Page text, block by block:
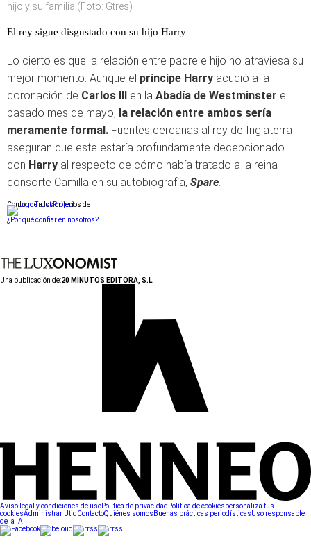
hijo y su familia (Foto: Gtres)
El rey sigue disgustado con su hijo Harry
Lo cierto es que la relación entre padre e hijo no atraviesa su
mejor momento. Aunque el príncipe Harry acudió a la
coronación de Carlos III en la Abadía de Westminster el
pasado mes de mayo, la relación entre ambos sería
meramente formal. Fuentes cercanas al rey de Inglaterra
aseguran que este estaría profundamente decepcionado
con Harry al respecto de cómo había tratado a la reina
consorte Camilla en su autobiografía, Spare.
Conforme a los criterios de
¿Por qué confiar en nosotros?
Una publicación de:20 MINUTOS EDITORA, S.L.
Aviso legal y condiciones de usoPolítica de privacidad Política de cookiespersonaliza tus
cookiesAdministrar UtiqContactoQuiénes somos Buenas prácticas periodísticasUso responsable
de la IA